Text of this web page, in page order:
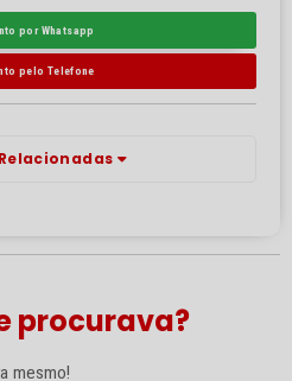
por Whatsapp
pelo Telefone
procurava?
mesmo!